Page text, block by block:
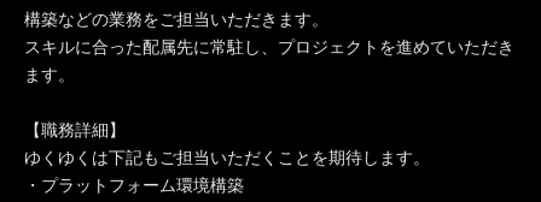
構築などの業務をご担当いただきます。
スキルに合った配属先に常駐し、プロジェクトを進めていただき
ます。
【職務詳細】
ゆくゆくは下記もご担当いただくことを期待します。
・プラットフォーム環境構築